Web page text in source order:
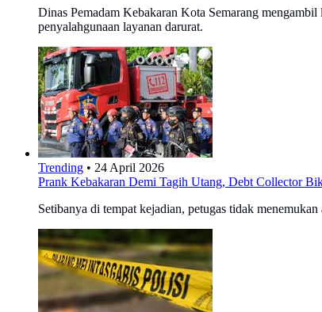
Dinas Pemadam Kebakaran Kota Semarang
penyalahgunaan layanan darurat.
Trending • 24 April 2026
Prank Kebakaran Demi Tagih Utang, Debt Collector
Setibanya di tempat kejadian, petugas tidak